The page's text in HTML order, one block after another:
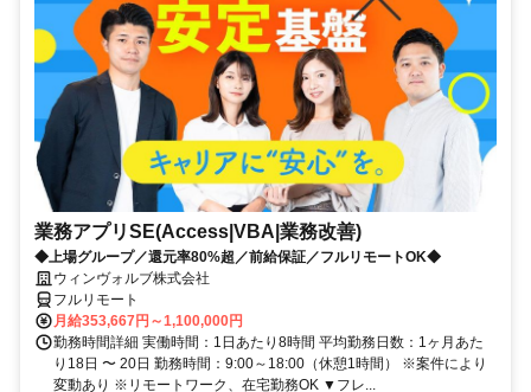
業務アプリSE(Access|VBA|業務改善)
◆上場グループ／還元率80%超／前給保証／フルリモートOK◆
ウィンヴォルブ株式会社
フルリモート
月給353,667円～1,100,000円
勤務時間詳細 実働時間：1日あたり8時間 平均勤務日数：1ヶ月あた
り18日 〜 20日 勤務時間：9:00～18:00（休憩1時間） ※案件により
変動あり ※リモートワーク、在宅勤務OK ▼フレ...